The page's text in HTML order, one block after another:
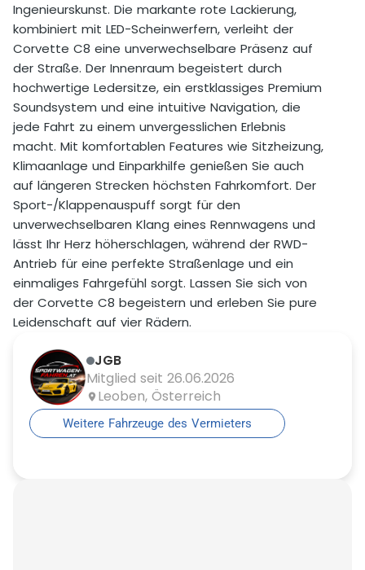
Ingenieurskunst. Die markante rote Lackierung,
kombiniert mit LED-Scheinwerfern, verleiht der
Corvette C8 eine unverwechselbare Präsenz auf
der Straße. Der Innenraum begeistert durch
hochwertige Ledersitze, ein erstklassiges Premium
Soundsystem und eine intuitive Navigation, die
jede Fahrt zu einem unvergesslichen Erlebnis
macht. Mit komfortablen Features wie Sitzheizung,
Klimaanlage und Einparkhilfe genießen Sie auch
auf längeren Strecken höchsten Fahrkomfort. Der
Sport-/Klappenauspuff sorgt für den
unverwechselbaren Klang eines Rennwagens und
lässt Ihr Herz höherschlagen, während der RWD-
Antrieb für eine perfekte Straßenlage und ein
einmaliges Fahrgefühl sorgt. Lassen Sie sich von
der Corvette C8 begeistern und erleben Sie pure
Leidenschaft auf vier Rädern.
JGB
Mitglied seit 26.06.2026
Leoben, Österreich
Weitere Fahrzeuge des Vermieters
Wochenendzuschlag für einen Tag 100,00 €
Auslandsfahrt erlaubt Ja
Zuschlag für Auslandsfahrten 0,00 €
Erlaubte Länder
Deutschland, Österreich,
Schweiz, Kroatien, Slowakei,
Slowenien